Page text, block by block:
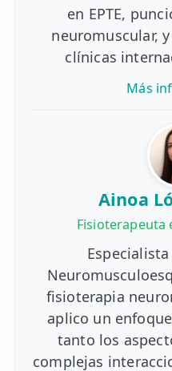
en EPTE,
neuromuscular,
clínicas
Más
Ainoa
Fisioterapeuta
fisioterapia
aplico un
tanto los
complejas